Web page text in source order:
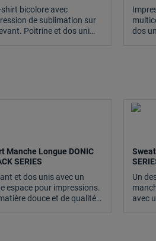
shirt bicolore avec
de sublimation sur
Poitrine et dos uni
dos
Manche Longue DONIC
SERIES
et dos unis avec un
espace pour impressions.
douce et de qualité
Un
avec